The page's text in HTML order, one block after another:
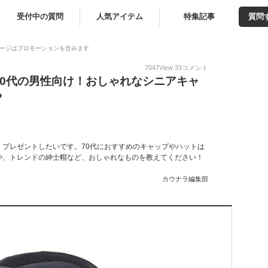
受付中の質問 人気アイテム 特集記事 質問
ジはプロモーションを含みます
7047View 33コメント
代の男性向け！おしゃれなシニアキャ
レゼントしたいです。70代におすすめのキャップやハットは
トレンドの紳士帽など、おしゃれなものを教えてください！
カウナラ編集部